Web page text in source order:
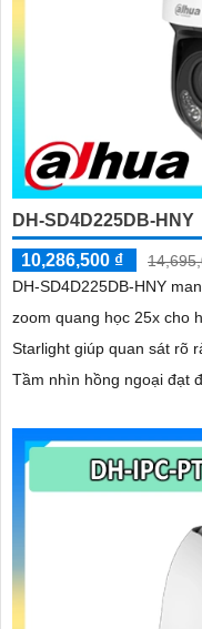
DH-SD4D225DB-HNY
10,286,500 ₫
DH-SD4D225DB-HNY
zoom quang học 25x cho
Starlight giúp quan sát rõ
Tầm nhìn hồng ngoại đạt
IP67 cùng tốc độ khung